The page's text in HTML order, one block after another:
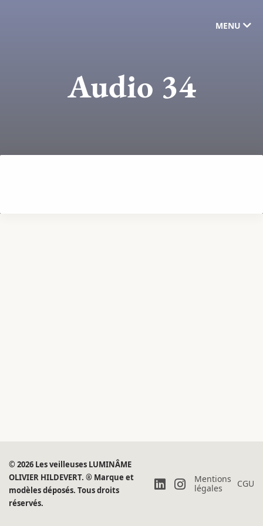
MENU
Audio 34
© 2026 Les veilleuses LUMINÂME
OLIVIER HILDEVERT. ® Marque et
modèles déposés. Tous droits
réservés.
Mentions
légales
CGU